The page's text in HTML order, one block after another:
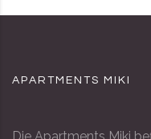
APARTMENTS MIKI